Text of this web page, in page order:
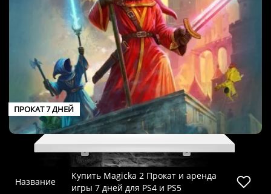
ПРОКАТ 7 ДНЕЙ
Название
Купить Magicka 2 Прокат и аренда
игры 7 дней для PS4 и PS5